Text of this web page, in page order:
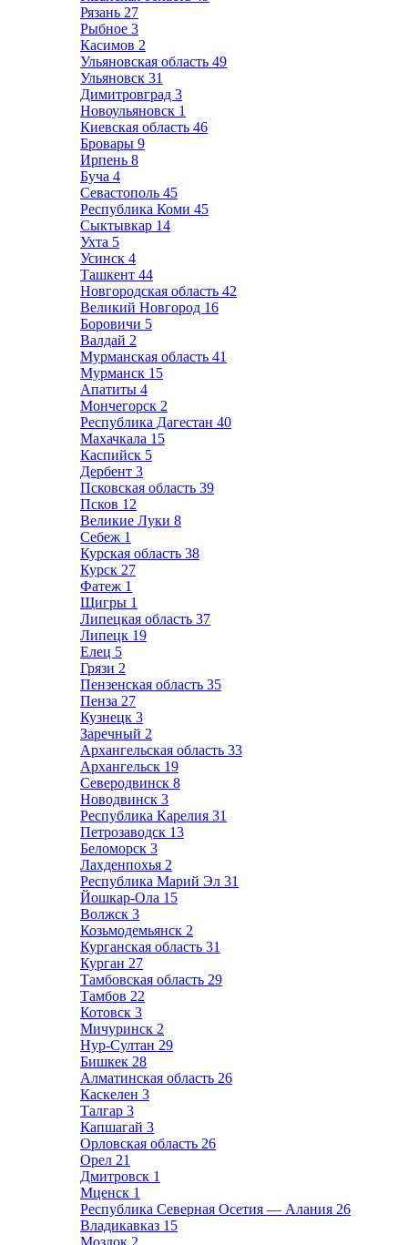
Рязань 27
Рыбное 3
Касимов 2
Ульяновская область 49
Ульяновск 31
Димитровград 3
Новоульяновск 1
Киевская область 46
Бровары 9
Ирпень 8
Буча 4
Севастополь 45
Республика Коми 45
Сыктывкар 14
Ухта 5
Усинск 4
Ташкент 44
Новгородская область 42
Великий Новгород 16
Боровичи 5
Валдай 2
Мурманская область 41
Мурманск 15
Апатиты 4
Мончегорск 2
Республика Дагестан 40
Махачкала 15
Каспийск 5
Дербент 3
Псковская область 39
Псков 12
Великие Луки 8
Себеж 1
Курская область 38
Курск 27
Фатеж 1
Щигры 1
Липецкая область 37
Липецк 19
Елец 5
Грязи 2
Пензенская область 35
Пенза 27
Кузнецк 3
Заречный 2
Архангельская область 33
Архангельск 19
Северодвинск 8
Новодвинск 3
Республика Карелия 31
Петрозаводск 13
Беломорск 3
Лахденпохья 2
Республика Марий Эл 31
Йошкар-Ола 15
Волжск 3
Козьмодемьянск 2
Курганская область 31
Курган 27
Тамбовская область 29
Тамбов 22
Котовск 3
Мичуринск 2
Нур-Султан 29
Бишкек 28
Алматинская область 26
Каскелен 3
Талгар 3
Капшагай 3
Орловская область 26
Орел 21
Дмитровск 1
Мценск 1
Республика Северная Осетия — Алания 26
Владикавказ 15
Моздок 2